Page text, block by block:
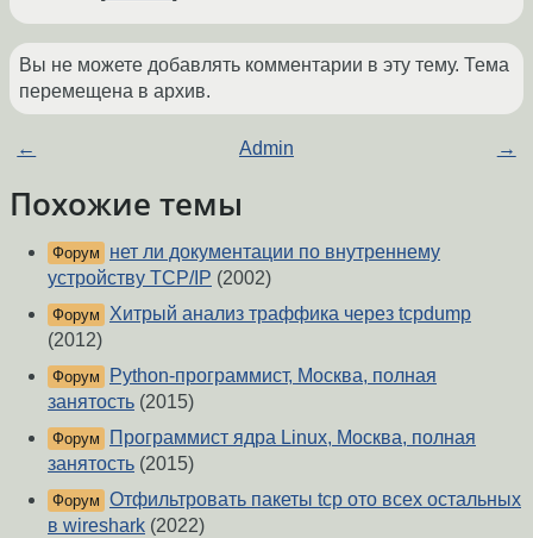
Вы не можете добавлять комментарии в эту тему. Тема
перемещена в архив.
← Admin →
Похожие темы
Форум
нет ли документации по внутреннему
устройству TCP/IP (2002)
Форум
Хитрый анализ траффика через tcpdump
(2012)
Форум
Python-программист, Москва, полная
занятость (2015)
Форум
Программист ядра Linux, Москва, полная
занятость (2015)
Форум Отфильтровать пакеты tcp ото всех остальных
в wireshark (2022)